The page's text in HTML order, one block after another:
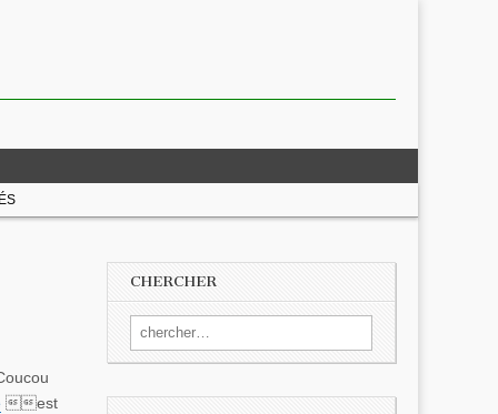
est
CHERCHER
Search for: